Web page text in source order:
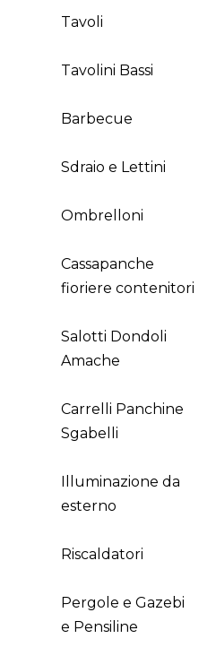
Tavoli
Tavolini Bassi
Barbecue
Sdraio e Lettini
Ombrelloni
Cassapanche
fioriere contenitori
Salotti Dondoli
Amache
Carrelli Panchine
Sgabelli
Illuminazione da
esterno
Riscaldatori
Pergole e Gazebi
e Pensiline